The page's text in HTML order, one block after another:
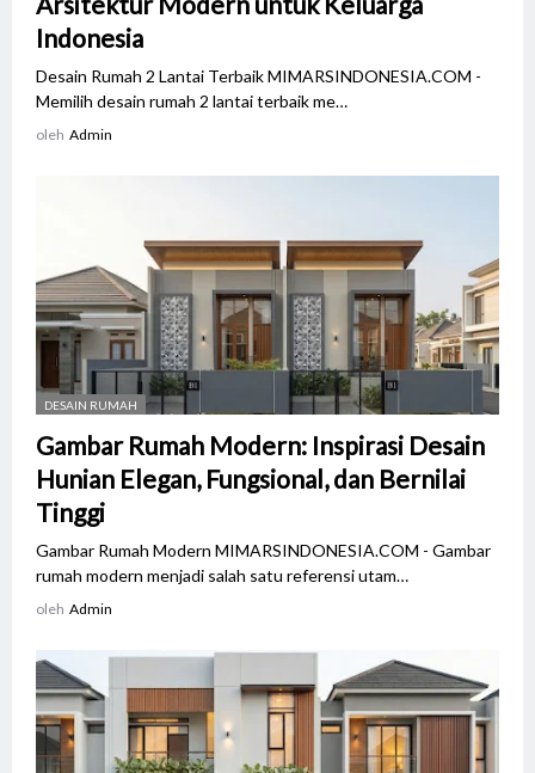
Indonesia
Desain Rumah 2 Lantai Terbaik MIMARSINDONESIA.COM -
Memilih desain rumah 2 lantai terbaik me…
oleh Admin
DESAIN RUMAH
Gambar Rumah Modern: Inspirasi Desain
Hunian Elegan, Fungsional, dan Bernilai
Tinggi
Gambar Rumah Modern MIMARSINDONESIA.COM - Gambar
rumah modern menjadi salah satu referensi utam…
oleh Admin